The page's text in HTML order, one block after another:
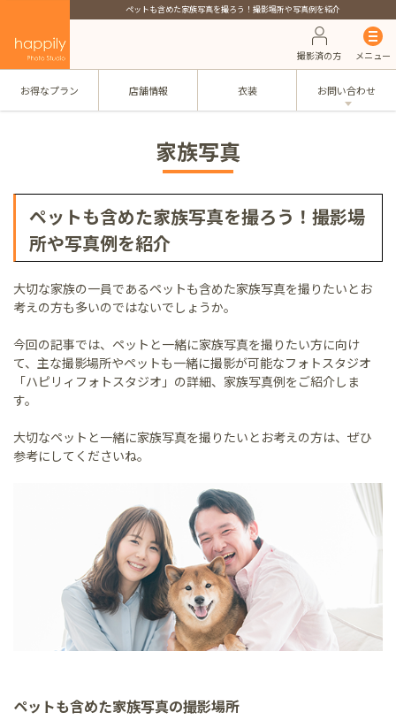
ペットも含めた家族写真を撮ろう！撮影場所や写真例を紹介
撮影済の方 メニュー
お得なプラン 店舗情報 衣装 お問い合わせ
家族写真
ペットも含めた家族写真を撮ろう！撮影場
所や写真例を紹介
大切な家族の一員であるペットも含めた家族写真を撮りたいとお
考えの方も多いのではないでしょうか。
今回の記事では、ペットと一緒に家族写真を撮りたい方に向け
て、主な撮影場所やペットも一緒に撮影が可能なフォトスタジオ
「ハピリィフォトスタジオ」の詳細、家族写真例をご紹介しま
す。
大切なペットと一緒に家族写真を撮りたいとお考えの方は、ぜひ
参考にしてくださいね。
ペットも含めた家族写真の撮影場所